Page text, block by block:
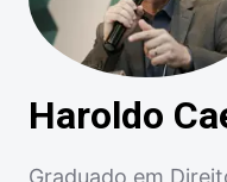
Haroldo
Graduado em